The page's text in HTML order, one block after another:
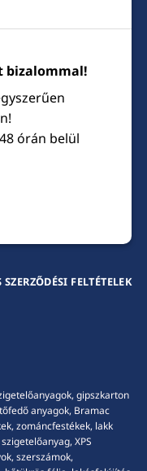
bizalommal!
órán belül
FELTÉTELEK
gipszkarton
anyagok, Bramac
zománcfestékek, lakk
XPS
szerszámok,